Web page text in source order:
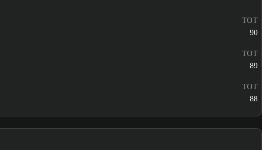
TOT
90
TOT
89
TOT
88